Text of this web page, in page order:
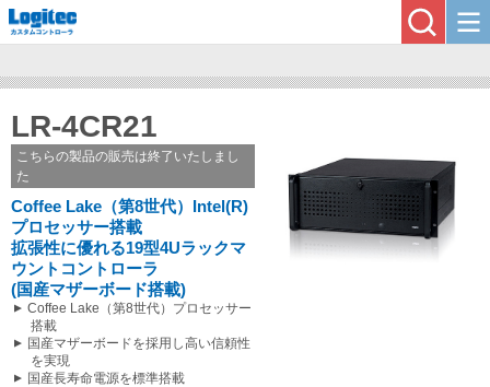
LR-4CR21
こちらの製品の販売は終了いたしまし
た
Coffee Lake（第8世代）Intel(R)
プロセッサー搭載
拡張性に優れる19型4Uラックマ
ウントコントローラ
(国産マザーボード搭載)
Coffee Lake（第8世代）プロセッサー
搭載
国産マザーボードを採用し高い信頼性
を実現
国産長寿命電源を標準搭載